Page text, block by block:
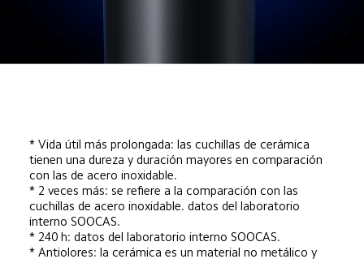
* Vida útil más prolongada: las cuchillas de cerámica
tienen una dureza y duración mayores en comparación
con las de acero inoxidable.
* 2 veces más: se refiere a la comparación con las
cuchillas de acero inoxidable. datos del laboratorio
interno SOOCAS.
* 240 h: datos del laboratorio interno SOOCAS.
* Antiolores: la cerámica es un material no metálico y